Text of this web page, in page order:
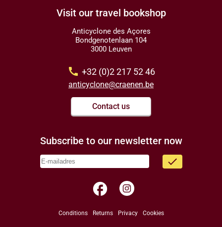
Visit our travel bookshop
Anticyclone des Açores
Bondgenotenlaan 104
3000 Leuven
call +32 (0)2 217 52 46
anticyclone@craenen.be
Contact us
Subscribe to our newsletter now
done
facebook
Conditions Returns Privacy Cookies